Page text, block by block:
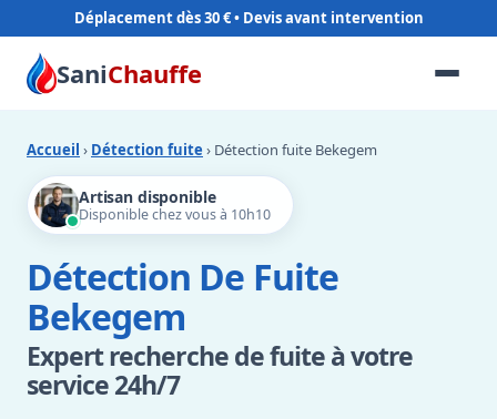
Déplacement dès 30 €
SaniChauffe
Accueil › Détection fuite › Détection fuite Bekegem
Artisan disponible
Disponible chez vous à 10h10
Détection De Fuite
Bekegem
Expert recherche de fuite à votre
service 24h/7